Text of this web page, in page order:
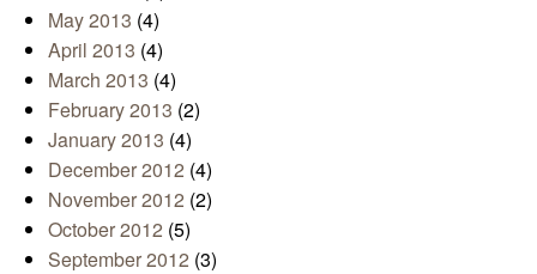
May 2013 (4)
April 2013 (4)
March 2013 (4)
February 2013 (2)
January 2013 (4)
December 2012 (4)
November 2012 (2)
October 2012 (5)
September 2012 (3)